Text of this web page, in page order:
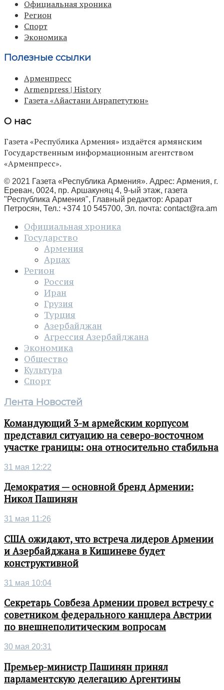
Официальная хроника
Регион
Спорт
Экономика
Полезные ссылки
Арменпресс
Armenpress | History
Газета «Айастани Анрапетутюн»
О нас
Газета «Республика Армения» издаётся армянским
Государственным информационным агентством
«Арменпресс».
© 2021 Газета «Республика Армения». Адрес: Армения, г.
Ереван, 0024, пр. Аршакуняц 4, 9-ый этаж, газета
"Республика Армения", Главный редактор: Арарат
Петросян, Тел.: +374 10 545700, Эл. почта: contact@ra.am
Официальная хроника
Государство
Армения
Арцах
Регион
Россия
Иран
Грузия
Турция
Азербайджан
Агрессия Азербайджана
Экономика
Общество
Культура
Спорт
Лента Новостей
Командующий 3-м армейским корпусом
представил ситуацию на северо-восточном
участке границы: она относительно стабильна
31 мая 12:22
Демократия — основной бренд Армении:
Никол Пашинян
31 мая 11:26
США ожидают, что встреча лидеров Армении
и Азербайджана в Кишиневе будет
конструктивной
31 мая 10:04
Секретарь Совбеза Армении провел встречу с
советником федерального канцлера Австрии
по внешнеполитическим вопросам
30 мая 20:31
Премьер-министр Пашинян принял
парламентскую делегацию Аргентины